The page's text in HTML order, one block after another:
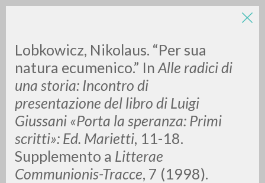
Lobkowicz, Nikolaus. “Per sua
natura ecumenico.” In Alle radici di
una storia: Incontro di
presentazione del libro di Luigi
Giussani «Porta la speranza: Primi
scritti»: Ed. Marietti, 11-18.
Supplemento a Litterae
Communionis-Tracce, 7 (1998).
BÚSQUEDA AVANZADA »